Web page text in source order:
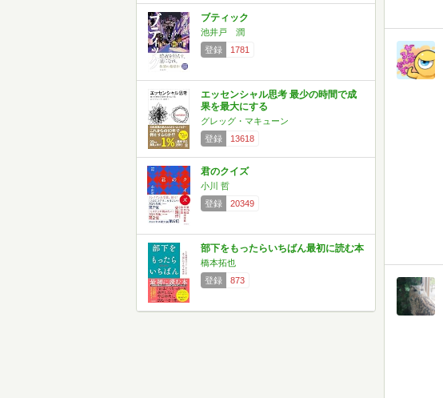
ブティック
池井戸 潤
登録
1781
エッセンシャル思考 最少の時間で成
果を最大にする
グレッグ・マキューン
登録
13618
君のクイズ
小川 哲
登録
20349
部下をもったらいちばん最初に読む本
橋本拓也
登録
873